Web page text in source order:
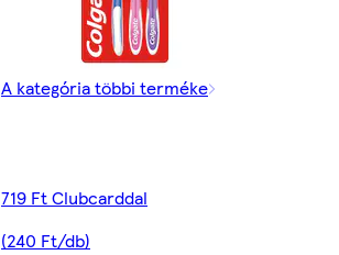
A kategória többi terméke
719 Ft Clubcarddal
(240 Ft/db)